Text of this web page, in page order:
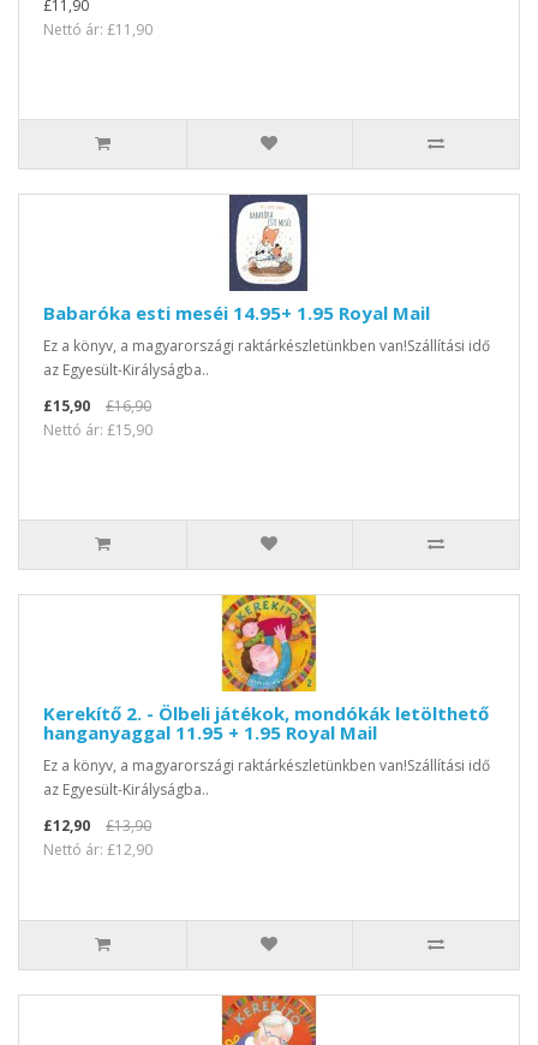
£11,90
Nettó ár: £11,90
Babaróka esti meséi 14.95+ 1.95 Royal Mail
Ez a könyv, a magyarországi raktárkészletünkben van!Szállítási idő
az Egyesült-Királyságba..
£15,90
£16,90
Nettó ár: £15,90
Kerekítő 2. - Ölbeli játékok, mondókák letölthető
hanganyaggal 11.95 + 1.95 Royal Mail
Ez a könyv, a magyarországi raktárkészletünkben van!Szállítási idő
az Egyesült-Királyságba..
£12,90
£13,90
Nettó ár: £12,90